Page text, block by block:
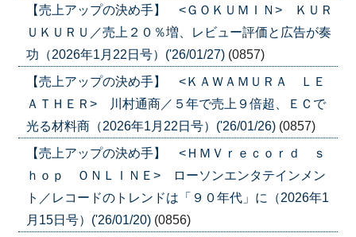
【売上アップの決め手】 <ＧＯＫＵＭＩＮ> ＫＵＲ
ＵＫＵＲＵ／売上２０％増、レビュー評価と広告が奏
功（2026年1月22日号）('26/01/27) (0857)
【売上アップの決め手】 <ＫＡＷＡＭＵＲＡ ＬＥ
ＡＴＨＥＲ> 川村通商／５年で売上９倍超、ＥＣで
光る材料商（2026年1月22日号）('26/01/26) (0857)
【売上アップの決め手】 <ＨＭＶｒｅｃｏｒｄ ｓ
ｈｏｐ ＯＮＬＩＮＥ> ローソンエンタテインメン
ト／レコードのトレンドは「９０年代」に（2026年1
月15日号）('26/01/20) (0856)